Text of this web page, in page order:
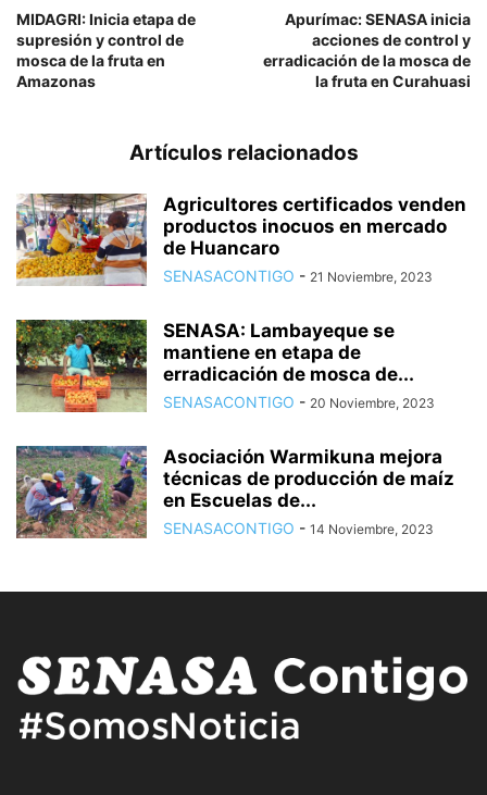
MIDAGRI: Inicia etapa de
supresión y control de
mosca de la fruta en
Amazonas
Apurímac: SENASA inicia
acciones de control y
erradicación de la mosca de
la fruta en Curahuasi
Artículos relacionados
Agricultores certificados venden
productos inocuos en mercado
de Huancaro
SENASACONTIGO - 21 Noviembre, 2023
SENASA: Lambayeque se
mantiene en etapa de
erradicación de mosca de...
SENASACONTIGO - 20 Noviembre, 2023
Asociación Warmikuna mejora
técnicas de producción de maíz
en Escuelas de...
SENASACONTIGO - 14 Noviembre, 2023